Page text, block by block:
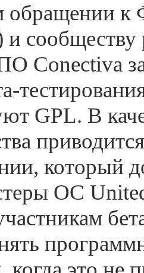
обращении к
и сообществу
Conectiva
GPL. В
который
ОС